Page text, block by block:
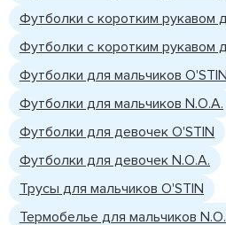
Футболки с коротким рукавом
Футболки с коротким рукавом
Футболки для мальчиков O'STIN
Футболки для мальчиков N.O.A.
Футболки для девочек O'STIN
Футболки для девочек N.O.A.
Трусы для мальчиков O'STIN
Термобелье для мальчиков